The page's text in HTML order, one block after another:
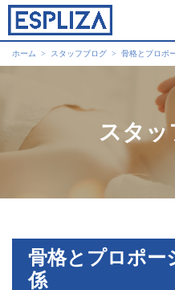
ホーム スタッフブログ 骨格とプロポ
スタ
骨格とプロポー
係